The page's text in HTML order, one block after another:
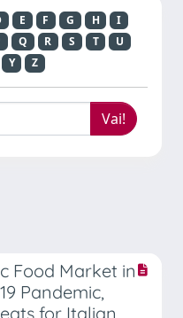
E F G H
I
Q R S T
U
Y Z
Food Market in
Pandemic,
for Italian